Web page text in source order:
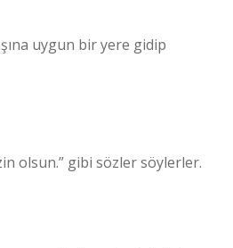
uygun bir yere gidip
olsun.” gibi sözler söylerler.